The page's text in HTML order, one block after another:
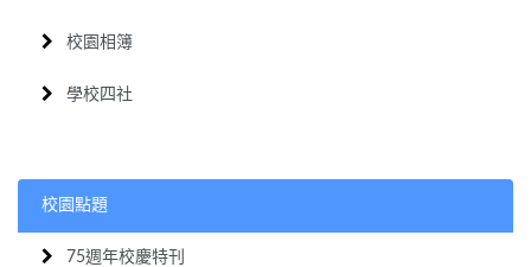
校園相簿
學校四社
校園點題
75週年校慶特刊